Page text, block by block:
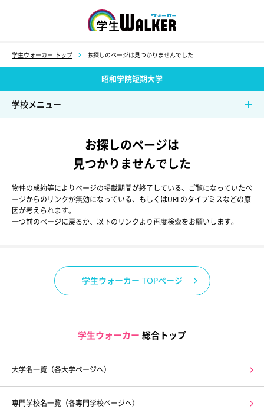
学生ウォーカー トップ お探しのページは見つかりませんでした
昭和学院短期大学
学校メニュー
お探しのページは
見つかりませんでした
物件の成約等によりページの掲載期間が終了している、ご覧になっていたペ
ージからのリンクが無効になっている、もしくはURLのタイプミスなどの原
因が考えられます。
一つ前のページに戻るか、以下のリンクより再度検索をお願いします。
学生ウォーカー TOPページ
学生ウォーカー 総合トップ
大学名一覧（各大学ページへ）
専門学校名一覧（各専門学校ページへ）